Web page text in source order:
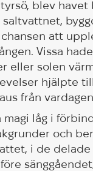
blev
saltvattnet,
att
Vissa
eller solen
hjälpte
från
magi låg i
och
i de